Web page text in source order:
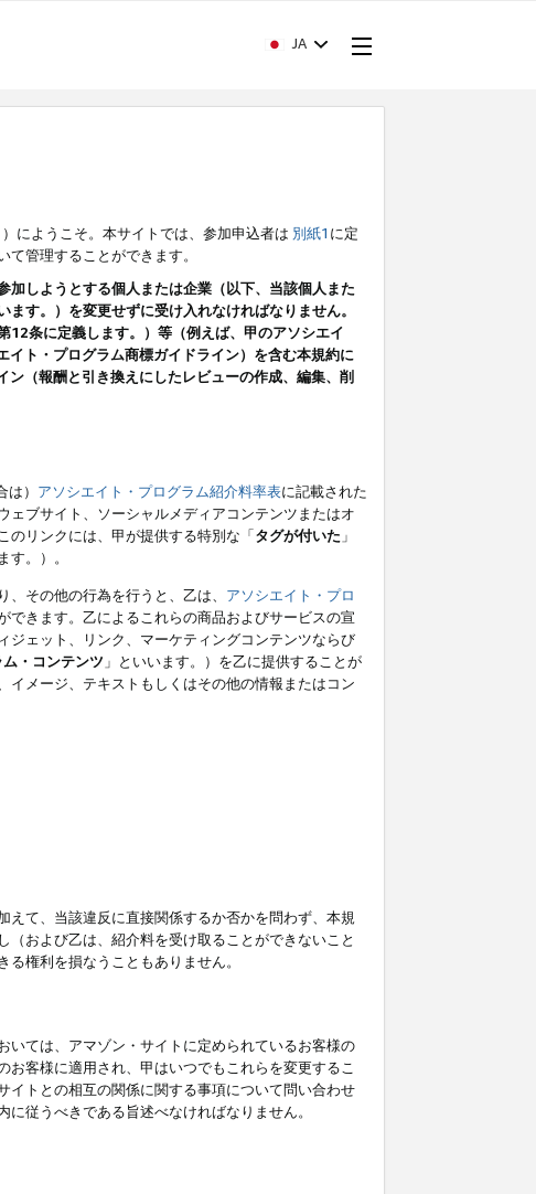
JA
）にようこそ。本サイトでは、参加申込者は 別紙1 に定
管理することができます。
しようとする個人または企業（以下、当該個人また
す。）を変更せずに受け入れなければなりません。
第12条に定義します。）等（例えば、甲のアソシエイ
イト・プログラム商標ガイドライン）を含む本規約に
（報酬と引き換えにしたレビューの作成、編集、削
） アソシエイト・プログラム紹介料率表に記載された
ェブサイト、ソーシャルメディアコンテンツまたはオ
のリンクには、甲が提供する特別な「タグが付いた 」
す。）。
その他の行為を行うと、乙は、 アソシエイト・プロ
きます。乙によるこれらの商品およびサービスの宣
ジェット、リンク、マーケティングコンテンツならび
・コンテンツ 」といいます。）を乙に提供することが
メージ、テキストもしくはその他の情報またはコン
えて、当該違反に直接関係するか否かを問わず、本規
および乙は、紹介料を受け取ることができないこと
権利を損なうこともありません。
いては、アマゾン・サイトに定められているお客様の
客様に適用され、甲はいつでもこれらを変更するこ
イトとの相互の関係に関する事項について問い合わせ
従うべきである旨述べなければなりません。